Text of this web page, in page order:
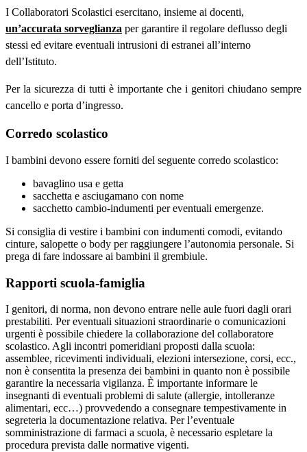
I Collaboratori Scolastici esercitano, insieme ai docenti,
un’accurata sorveglianza per garantire il regolare deflusso degli
stessi ed evitare eventuali intrusioni di estranei all’interno
dell’Istituto.
Per la sicurezza di tutti è importante che i genitori chiudano sempre
cancello e porta d’ingresso.
Corredo scolastico
I bambini devono essere forniti del seguente corredo scolastico:
bavaglino usa e getta
sacchetta e asciugamano con nome
sacchetto cambio-indumenti per eventuali emergenze.
Si consiglia di vestire i bambini con indumenti comodi, evitando
cinture, salopette o body per raggiungere l’autonomia personale. Si
prega di fare indossare ai bambini il grembiule.
Rapporti scuola-famiglia
I genitori, di norma, non devono entrare nelle aule fuori dagli orari
prestabiliti. Per eventuali situazioni straordinarie o comunicazioni
urgenti è possibile chiedere la collaborazione del collaboratore
scolastico. Agli incontri pomeridiani proposti dalla scuola:
assemblee, ricevimenti individuali, elezioni intersezione, corsi, ecc.,
non è consentita la presenza dei bambini in quanto non è possibile
garantire la necessaria vigilanza. È importante informare le
insegnanti di eventuali problemi di salute (allergie, intolleranze
alimentari, ecc…) provvedendo a consegnare tempestivamente in
segreteria la documentazione relativa. Per l’eventuale
somministrazione di farmaci a scuola, è necessario espletare la
procedura prevista dalle normative vigenti.